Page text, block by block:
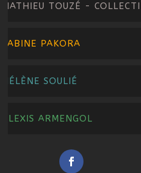
MATHIEU TOUZÉ -
SABINE PAKORA
HÉLÈNE SOULIÉ
ALEXIS ARMENGOL